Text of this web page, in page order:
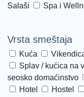
Salaši
Spa i
Vrsta smeštaja
Kuća
Splav / kućica na
seosko domaćinstvo
Hotel
Hostel